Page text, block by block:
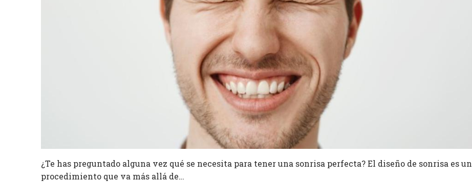
¿Te has preguntado alguna vez qué se necesita para tener una sonrisa perfecta? El diseño de sonrisa es un
procedimiento que va más allá de…